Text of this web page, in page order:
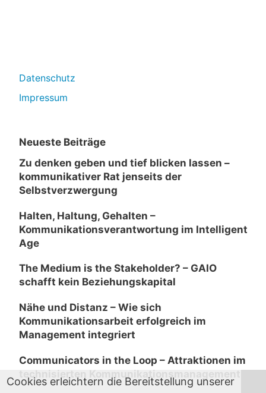
Datenschutz
Impressum
Neueste Beiträge
Zu denken geben und tief blicken lassen –
kommunikativer Rat jenseits der
Selbstverzwergung
Halten, Haltung, Gehalten –
Kommunikationsverantwortung im Intelligent
Age
The Medium is the Stakeholder? – GAIO
schafft kein Beziehungskapital
Nähe und Distanz – Wie sich
Kommunikationsarbeit erfolgreich im
Management integriert
Communicators in the Loop – Attraktionen im
technisierten Kommunikationsmanagement
Cookies erleichtern die Bereitstellung unserer